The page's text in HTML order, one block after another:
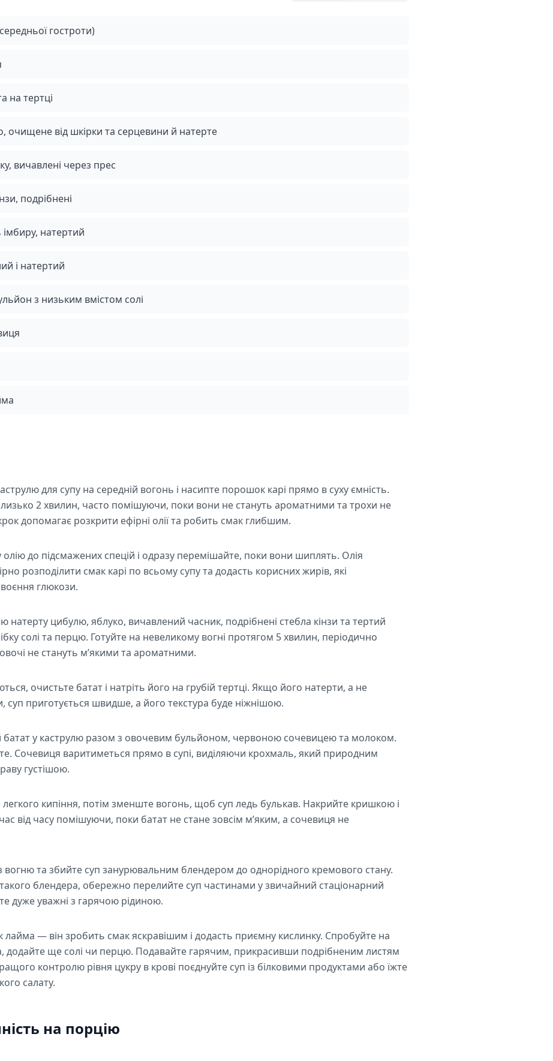
гостроти)
на тертці
очищене від шкірки та серцевини й натерте
вичавлені через прес
подрібнені
імбиру, натертий
і натертий
з низьким вмістом солі
для супу на середній вогонь і насипте порошок карі прямо в суху ємність.
2 хвилин, часто помішуючи, поки вони не стануть ароматними та трохи не
допомагає розкрити ефірні олії та робить смак глибшим.
до підсмажених спецій і одразу перемішайте, поки вони шиплять. Олія
розподілити смак карі по всьому супу та додасть корисних жирів, які
глюкози.
натерту цибулю, яблуко, вичавлений часник, подрібнені стебла кінзи та тертий
солі та перцю. Готуйте на невеликому вогні протягом 5 хвилин, періодично
не стануть м’якими та ароматними.
очистьте батат і натріть його на грубій тертці. Якщо його натерти, а не
суп приготується швидше, а його текстура буде ніжнішою.
батат у каструлю разом з овочевим бульйоном, червоною сочевицею та молоком.
Сочевиця варитиметься прямо в супі, виділяючи крохмаль, який природним
густішою.
легкого кипіння, потім зменште вогонь, щоб суп ледь булькав. Накрийте кришкою і
від часу помішуючи, поки батат не стане зовсім м’яким, а сочевиця не
вогню та збийте суп занурювальним блендером до однорідного кремового стану.
блендера, обережно перелийте суп частинами у звичайний стаціонарний
дуже уважні з гарячою рідиною.
лайма — він зробить смак яскравішим і додасть приємну кислинку. Спробуйте на
додайте ще солі чи перцю. Подавайте гарячим, прикрасивши подрібненим листям
контролю рівня цукру в крові поєднуйте суп із білковими продуктами або їжте
салату.
на порцію